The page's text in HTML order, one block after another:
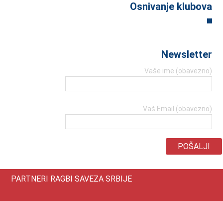
Osnivanje klubova
Newsletter
Vaše ime (obavezno)
Vaš Email (obavezno)
PARTNERI RAGBI SAVEZA SRBIJE